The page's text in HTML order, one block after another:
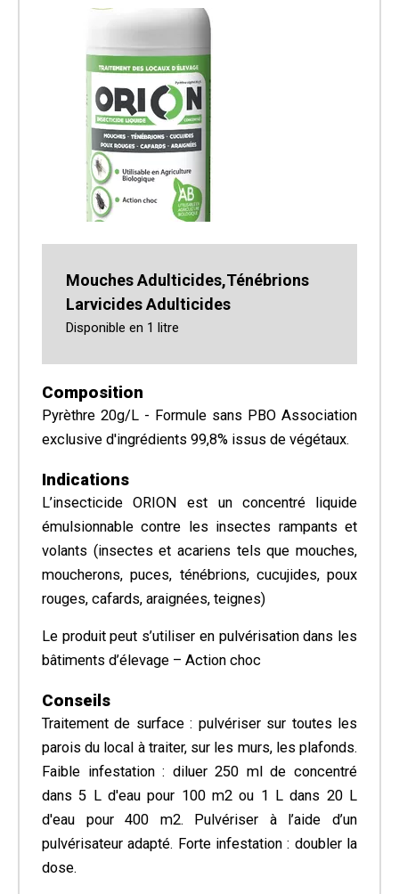
Mouches Adulticides,Ténébrions
Larvicides Adulticides
Disponible en 1 litre
Composition
Pyrèthre 20g/L - Formule sans PBO Association
exclusive d'ingrédients 99,8% issus de végétaux.
Indications
L’insecticide ORION est un concentré liquide
émulsionnable contre les insectes rampants et
volants (insectes et acariens tels que mouches,
moucherons, puces, ténébrions, cucujides, poux
rouges, cafards, araignées, teignes)
Le produit peut s’utiliser en pulvérisation dans les
bâtiments d’élevage – Action choc
Conseils
Traitement de surface : pulvériser sur toutes les
parois du local à traiter, sur les murs, les plafonds.
Faible infestation : diluer 250 ml de concentré
dans 5 L d'eau pour 100 m2 ou 1 L dans 20 L
d'eau pour 400 m2. Pulvériser à l’aide d’un
pulvérisateur adapté. Forte infestation : doubler la
dose.